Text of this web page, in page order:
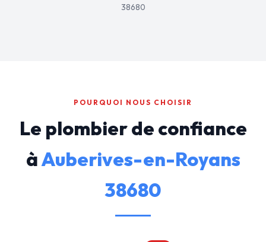
38680
POURQUOI NOUS CHOISIR
Le plombier de confiance
àAuberives-en-Royans
38680